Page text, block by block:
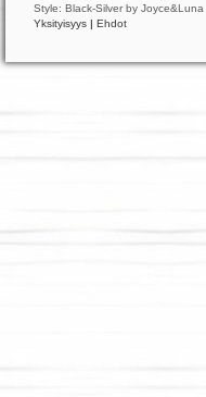
Style: Black-Silver by Joyce&Luna
Yksityisyys | Ehdot